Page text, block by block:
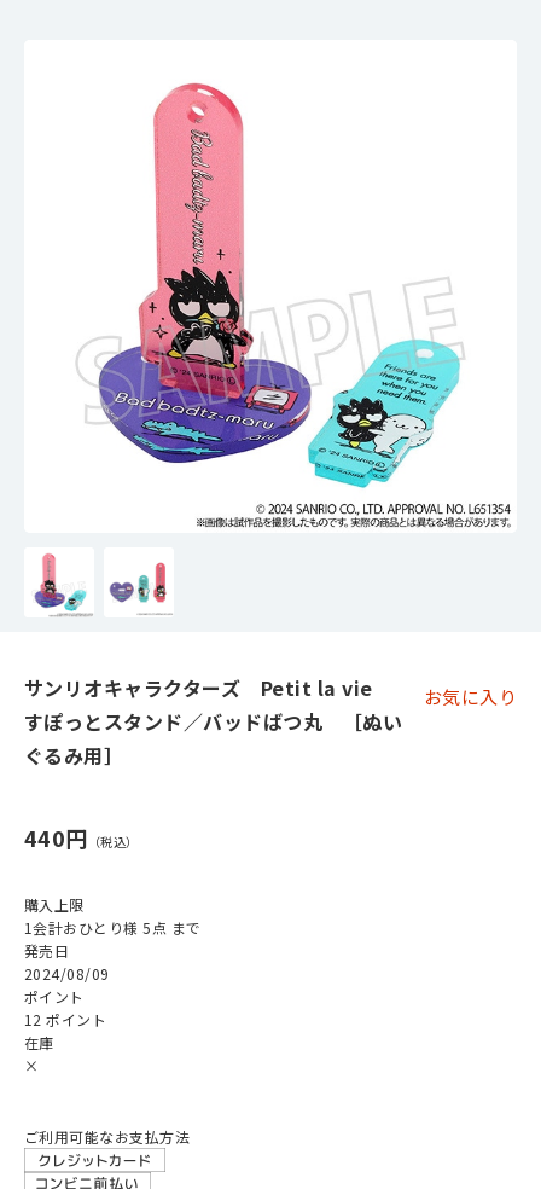
サンリオキャラクターズ Petit la vie
すぽっとスタンド／バッドばつ丸 ［ぬい
ぐるみ用］
お気に入り
440円
購入上限
1会計おひとり様 5点 まで
発売日
2024/08/09
ポイント
12 ポイント
在庫
×
ご利用可能なお支払方法